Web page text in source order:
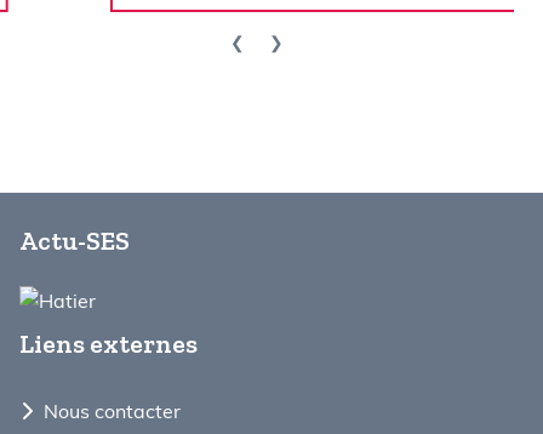
Actu-SES
Liens externes
Nous contacter